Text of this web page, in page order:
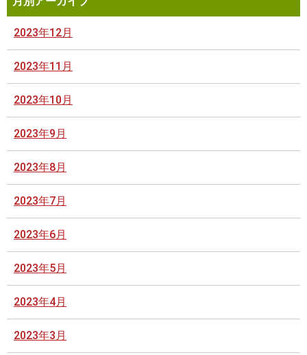
2023年12月
2023年11月
2023年10月
2023年9月
2023年8月
2023年7月
2023年6月
2023年5月
2023年4月
2023年3月